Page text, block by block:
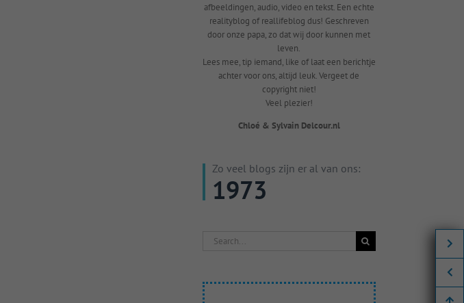
afbeeldingen, audio, video en tekst. Een echte
realityblog of reallifeblog dus! Geschreven
door onze papa, zo dat wij door kunnen met
leven.
Lees mee, tip iemand, like of laat een berichtje
achter voor ons, altijd leuk. Vergeet de
copyright niet!
Veel plezier!
Chloé & Sylvain Delcour.nl
Zo veel blogs zijn er al van ons:
1973
Search